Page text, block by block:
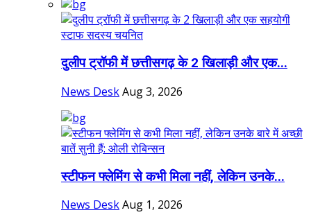
दुलीप ट्रॉफी में छत्तीसगढ़ के 2 खिलाड़ी और एक...
News DeskAug 3, 2026
स्टीफन फ्लेमिंग से कभी मिला नहीं, लेकिन उनके...
News DeskAug 1, 2026